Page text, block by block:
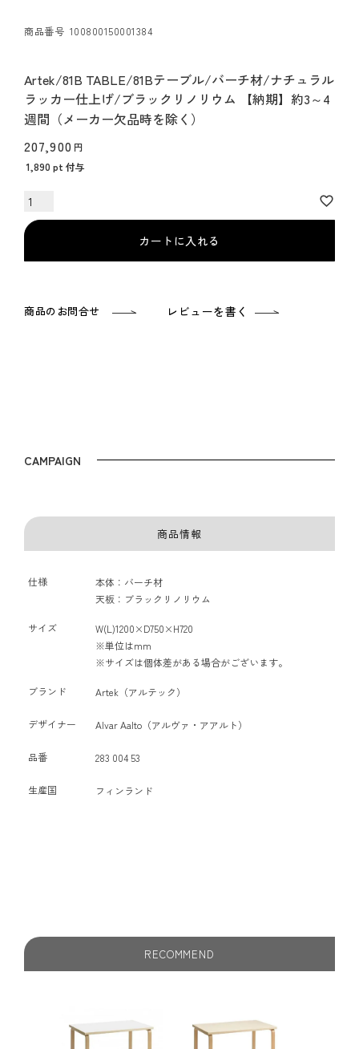
商品番号 100800150001384
Artek/81B TABLE/81Bテーブル/バーチ材/ナチュラル
ラッカー仕上げ/ブラックリノリウム 【納期】約3～4
週間（メーカー欠品時を除く）
207,900
1,890 pt 付与
カートに入れる
商品のお問合せ レビューを書く
CAMPAIGN
商品情報
仕様
本体：バーチ材
天板：ブラックリノリウム
サイズ
W(L)1200×D750×H720
※単位はmm
※サイズは個体差がある場合がございます。
ブランド Artek（アルテック）
デザイナー Alvar Aalto（アルヴァ・アアルト）
品番 283 004 53
生産国 フィンランド
RECOMMEND